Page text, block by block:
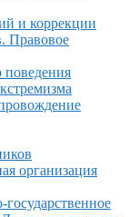
и коррекции
Правовое
поведения
организация